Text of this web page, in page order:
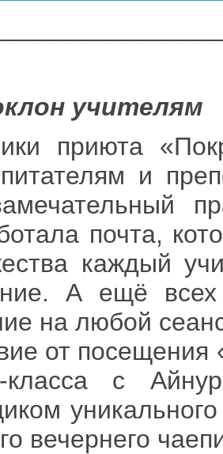
учителям
приюта
и
почта,
каждый
А ещё всех
на любой
от
класса с
вечернего